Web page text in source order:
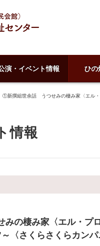
演・イベント情報 ひの
①新撰組世余話 うつせみの棲み家〈エル・
情報
の棲み家〈エル・プロ
〈さくらさくらカンパ